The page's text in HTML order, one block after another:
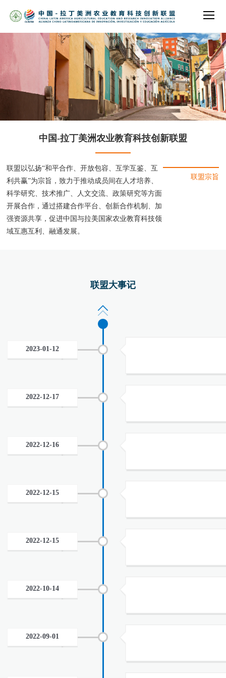
中国-拉丁美洲农业教育科技创新联盟
联盟以弘扬“和平合作、开放包容、互学互鉴、互
利共赢”为宗旨，致力于推动成员间在人才培养、
科学研究、技术推广、人文交流、政策研究等方面
开展合作，通过搭建合作平台、创新合作机制、加
强资源共享，促进中国与拉美国家农业教育科技领
域互惠互利、融通发展。
联盟宗旨
联盟大事记
2023-01-12
2022-12-17
2022-12-16
2022-12-15
2022-12-15
2022-10-14
2022-09-01